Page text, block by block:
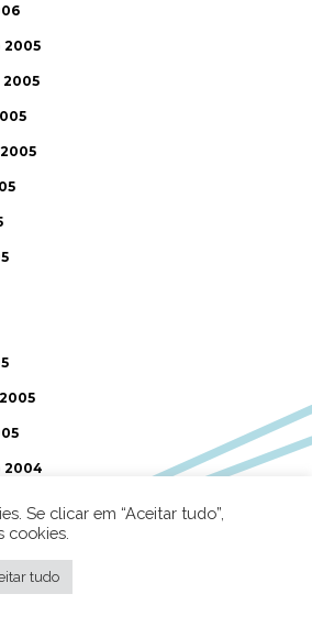
2005
2004
Se clicar em “Aceitar tudo”,
cookies.
tudo